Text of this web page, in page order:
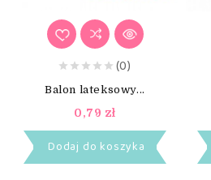
(0)
Balon lateksowy...
0,79 zł
Dodaj do koszyka